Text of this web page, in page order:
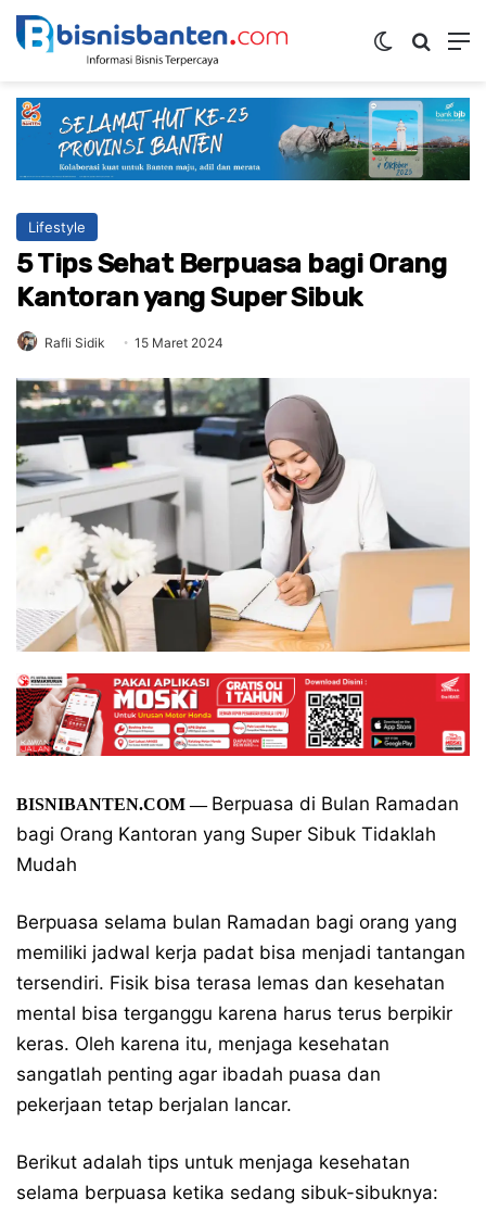
Switch skin
Lifestyle
5 Tips Sehat Berpuasa bagi Orang
Kantoran yang Super Sibuk
Rafli Sidik 15 Maret 2024
BISNIBANTEN.COM — Berpuasa di Bulan Ramadan
bagi Orang Kantoran yang Super Sibuk Tidaklah
Mudah
Berpuasa selama bulan Ramadan bagi orang yang
memiliki jadwal kerja padat bisa menjadi tantangan
tersendiri. Fisik bisa terasa lemas dan kesehatan
mental bisa terganggu karena harus terus berpikir
keras. Oleh karena itu, menjaga kesehatan
sangatlah penting agar ibadah puasa dan
pekerjaan tetap berjalan lancar.
Berikut adalah tips untuk menjaga kesehatan
selama berpuasa ketika sedang sibuk-sibuknya: